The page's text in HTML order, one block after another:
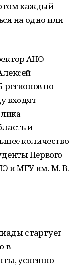
каждый
на одно или
АНО
регионов по
входят
и
количество
Первого
и МГУ им. М. В.
стартует
в
успешно